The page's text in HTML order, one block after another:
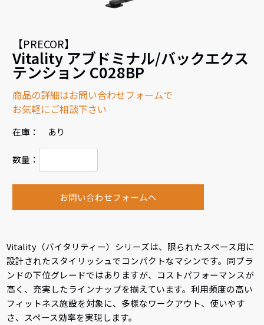
【PRECOR】
Vitality アブドミナル/バックエクス
テンション C028BP
商品の詳細はお問い合わせフォームで
お気軽にご相談下さい
在庫： あり
数量：
お問い合わせフォームへ
Vitality（バイタリティー）シリーズは、限られたスペース用に
設計されたスタイリッシュでコンパクトなマシンです。同ブラ
ンドの下位グレードではありますが、コストパフォーマンスが
高く、充実したラインナップを揃えています。利用頻度の高い
フィットネス施設を対象に、多様なワークアウト、使いやす
さ、スペース効率を実現します。